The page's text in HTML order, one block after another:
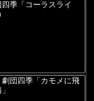
四季「コーラスライ
劇団四季「カモメに飛